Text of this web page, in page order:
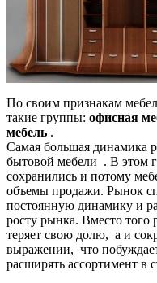
По своим признакам
такие группы: офисная
мебель .
Самая большая динамика
бытовой мебели . В этом
сохранились и потому
объемы продажи. Рынок
постоянную динамику и
росту рынка. Вместо того
теряет свою долю, а и
выражении, что
расширять ассортимент в